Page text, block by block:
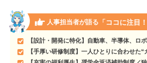
人事担当者が語る 「ココに注目！
【設計・開発に特化】自動車、半導体、ロ
【手厚い研修制度】一人ひとりに合わせた“